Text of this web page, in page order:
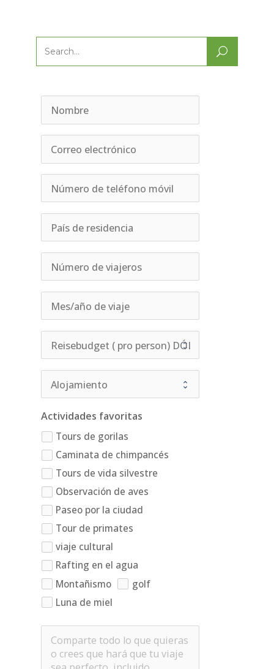
Search
Actividades favoritas
Tours de gorilas
Caminata de chimpancés
Tours de vida silvestre
Observación de aves
Paseo por la ciudad
Tour de primates
viaje cultural
Rafting en el agua
Montañismo
golf
Luna de miel